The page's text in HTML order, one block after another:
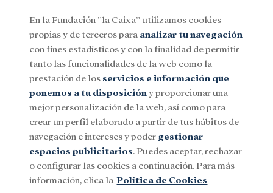
Menu
SocialInvestigación y becasCultura
En la Fundación ”la Caixa” utilizamos cookies
propias y de terceros para analizar tu navegación
con fines estadísticos y con la finalidad de permitir
tanto las funcionalidades de la web como la
prestación de los servicios e información que
ponemos a tu disposición y proporcionar una
mejor personalización de la web, así como para
crear un perfil elaborado a partir de tus hábitos de
navegación e intereses y poder gestionar
espacios publicitarios. Puedes aceptar, rechazar
o configurar las cookies a continuación. Para más
información, clica la Política de Cookies